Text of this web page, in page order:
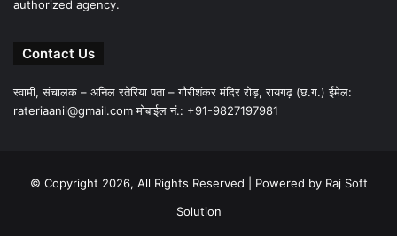
authorized agency.
Contact Us
स्वामी, संचालक – अनिल रतेरिया पता – गौरीशंकर मंदिर रोड़, रायगढ़ (छ.ग.) ईमेल:
rateriaanil@gmail.comमोबाईल नं.: +91-9827197981
© Copyright 2026, All Rights Reserved | Powered by Raj Soft
Solution